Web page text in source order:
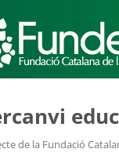
de la Fundació
COLÒNIES